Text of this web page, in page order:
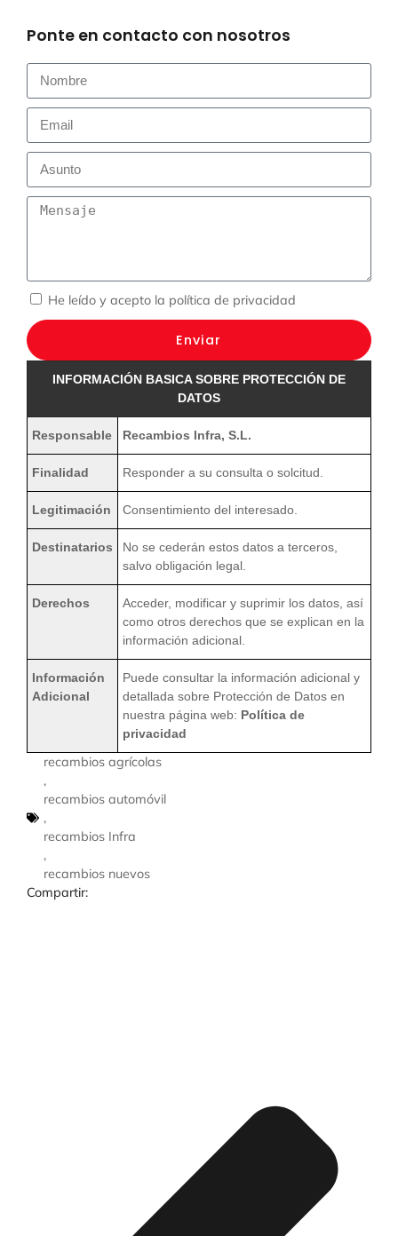
Ponte en contacto con nosotros
He leído y acepto la política de privacidad
Enviar
INFORMACIÓN BASICA SOBRE PROTECCIÓN DE
DATOS
Responsable Recambios Infra, S.L.
Finalidad Responder a su consulta o solcitud.
Legitimación Consentimiento del interesado.
Destinatarios
No se cederán estos datos a terceros,
salvo obligación legal.
Derechos
Acceder, modificar y suprimir los datos, así
como otros derechos que se explican en la
información adicional.
Información
Adicional
Puede consultar la información adicional y
detallada sobre Protección de Datos en
nuestra página web: Política de
privacidad
recambios agrícolas
,
recambios automóvil
,
recambios Infra
,
recambios nuevos
Compartir: